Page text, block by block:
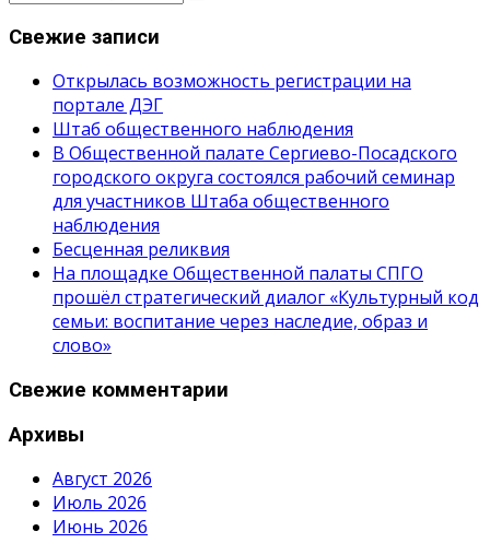
Свежие записи
Открылась возможность регистрации на
портале ДЭГ
Штаб общественного наблюдения
В Общественной палате Сергиево-Посадского
городского округа состоялся рабочий семинар
для участников Штаба общественного
наблюдения
Бесценная реликвия
На площадке Общественной палаты СПГО
прошёл стратегический диалог «Культурный код
семьи: воспитание через наследие, образ и
слово»
Свежие комментарии
Архивы
Август 2026
Июль 2026
Июнь 2026